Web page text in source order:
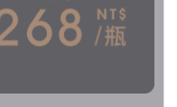
幣，其中貝類生產又以文